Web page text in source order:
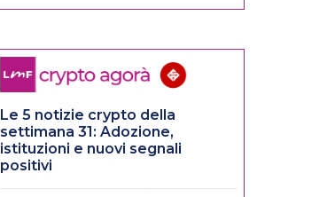
Le 5 notizie crypto della
settimana 31: Adozione,
istituzioni e nuovi segnali
positivi